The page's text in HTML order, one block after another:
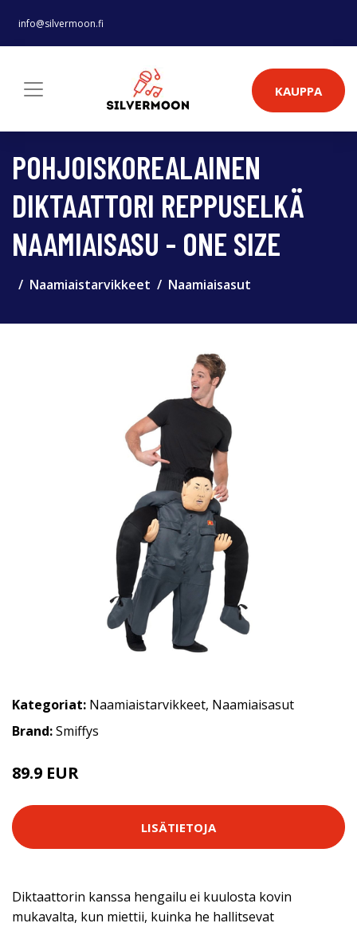
info@silvermoon.fi
KAUPPA
POHJOISKOREALAINEN
DIKTAATTORI REPPUSELKÄ
NAAMIAISASU - ONE SIZE
Naamiaistarvikkeet Naamiaisasut
Kategoriat: Naamiaistarvikkeet, Naamiaisasut
Brand:Smiffys
89.9 EUR
LISÄTIETOJA
Diktaattorin kanssa hengailu ei kuulosta kovin
mukavalta, kun miettii, kuinka he hallitsevat